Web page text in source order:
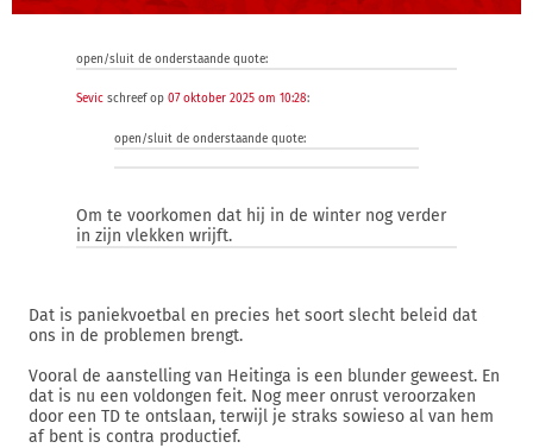
open/sluit de onderstaande quote:
Sevic schreef op 07 oktober 2025 om 10:28:
open/sluit de onderstaande quote:
Om te voorkomen dat hij in de winter nog verder
in zijn vlekken wrijft.
Dat is paniekvoetbal en precies het soort slecht beleid dat
ons in de problemen brengt.
Vooral de aanstelling van Heitinga is een blunder geweest. En
dat is nu een voldongen feit. Nog meer onrust veroorzaken
door een TD te ontslaan, terwijl je straks sowieso al van hem
af bent is contra productief.